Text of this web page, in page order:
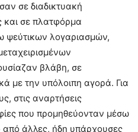
σε διαδικτυακή
και σε πλατφόρμα
ψεύτικων λογαριασμών,
βλάβη, σε
με την υπόλοιπη αγορά. Για
στις αναρτήσεις
που προμηθεύονταν μέσω
από άλλες, ήδη υπάρχουσες